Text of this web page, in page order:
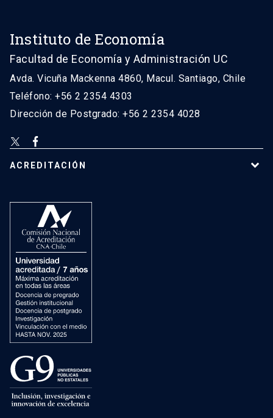
Instituto de Economía
Facultad de Economía y Administración UC
Avda. Vicuña Mackenna 4860, Macul. Santiago, Chile
Teléfono: +56 2 2354 4303
Dirección de Postgrado: +56 2 2354 4028
ACREDITACIÓN